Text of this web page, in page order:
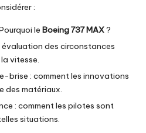
:
le Boeing 737 MAX?
évaluation des circonstances
vitesse.
brise : comment les innovations
des matériaux.
: comment les pilotes sont
situations.